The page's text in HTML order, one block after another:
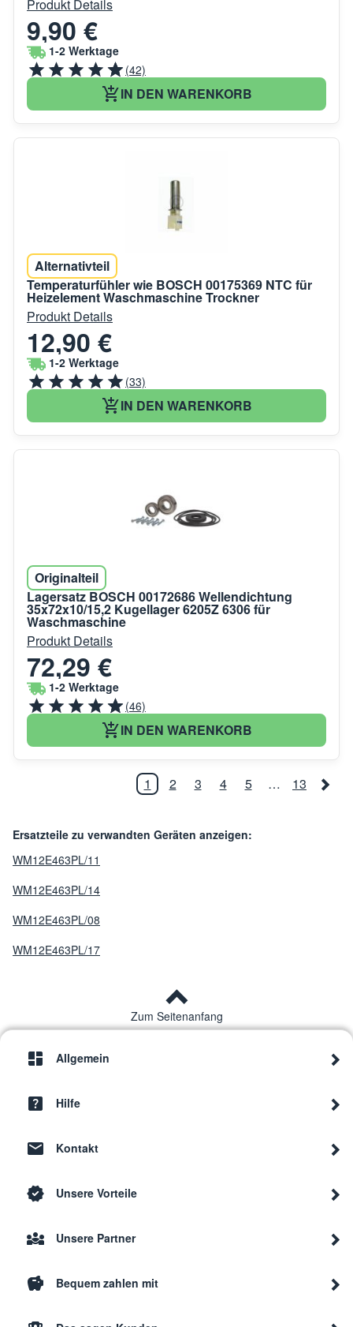
Produkt Details
9,90 €
1-2 Werktage
(42)
IN DEN WARENKORB
Alternativteil
Temperaturfühler wie BOSCH 00175369 NTC für
Heizelement Waschmaschine Trockner
Produkt Details
12,90 €
1-2 Werktage
(33)
IN DEN WARENKORB
Originalteil
Lagersatz BOSCH 00172686 Wellendichtung
35x72x10/15,2 Kugellager 6205Z 6306 für
Waschmaschine
Produkt Details
72,29 €
1-2 Werktage
(46)
IN DEN WARENKORB
1 2 3 4 5 … 13
Ersatzteile zu verwandten Geräten anzeigen:
WM12E463PL/11
WM12E463PL/14
WM12E463PL/08
WM12E463PL/17
Zum Seitenanfang
Allgemein
Hilfe
Kontakt
Unsere Vorteile
Unsere Partner
Bequem zahlen mit